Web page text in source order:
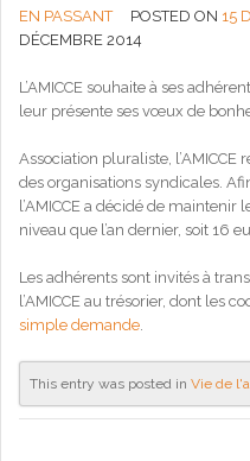
EN PASSANT POSTED ON 15
DÉCEMBRE 2014
L’AMICCE souhaite à ses
leur présente ses vœux de
Association pluraliste, l’AMICCE
des organisations syndicales.
l’AMICCE a décidé de
niveau que l’an dernier, soit 16
Les adhérents sont invités à
l’AMICCE au trésorier, dont les
simple demande.
This entry was posted in Vie de